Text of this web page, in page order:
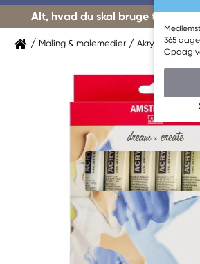
365
Opdag
Alt, hvad du skal bruge til
Maling & malemedier Akrylmaling